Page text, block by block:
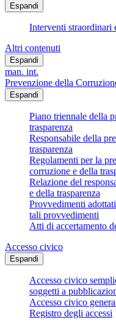
Espandi
Interventi straordinari
Altri contenuti
Espandi
man. int.
Prevenzione della
Espandi
Piano triennale della
trasparenza
Responsabile della
trasparenza
Regolamenti per la
corruzione e della
Relazione del
e della trasparenza
Provvedimenti
tali provvedimenti
Atti di accertamento
Accesso civico
Espandi
Accesso civico
soggetti a
Accesso civico
Registro degli accessi